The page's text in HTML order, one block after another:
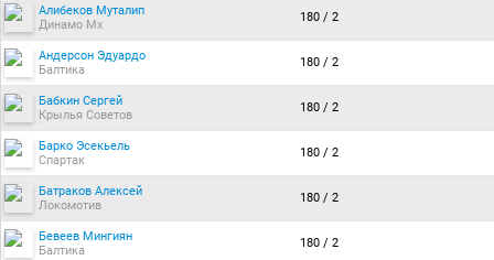
Алибеков Муталип
Динамо Мх
180 / 2
Андерсон Эдуардо
Балтика
180 / 2
Бабкин Сергей
Крылья Советов
180 / 2
Барко Эсекьель
Спартак
180 / 2
Батраков Алексей
Локомотив
180 / 2
Бевеев Мингиян
Балтика
180 / 2